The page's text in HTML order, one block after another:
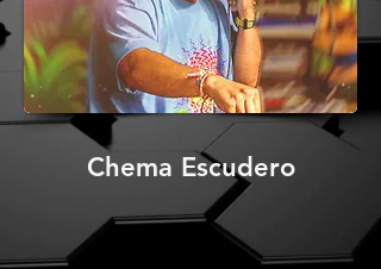
Chema Escudero